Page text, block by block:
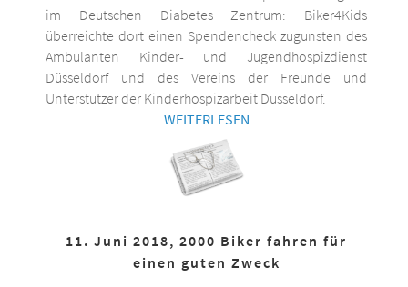
im Deutschen Diabetes Zentrum: Biker4Kids
überreichte dort einen Spendencheck zugunsten des
Ambulanten Kinder- und Jugendhospizdienst
Düsseldorf und des Vereins der Freunde und
Unterstützer der Kinderhospizarbeit Düsseldorf.
WEITERLESEN
11. Juni 2018, 2000 Biker fahren für
einen guten Zweck